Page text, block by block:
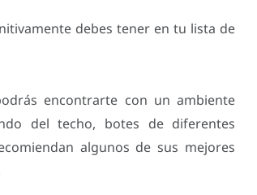
debes tener en tu lista de
encontrarte con un ambiente
del techo, botes de diferentes
algunos de sus mejores